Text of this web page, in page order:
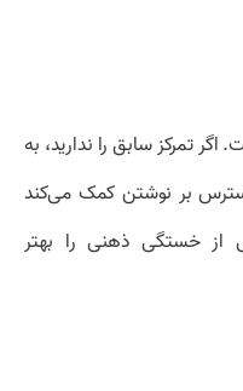
تمرکز سابق را ندارید، به
استرس بر نوشتن کمک می‌کند
از خستگی ذهنی را بهتر